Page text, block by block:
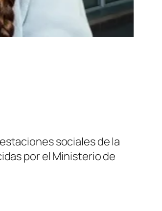
sociales de la
por el Ministerio de